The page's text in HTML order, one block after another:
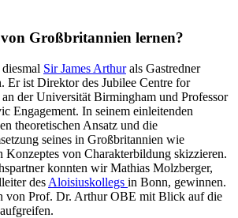
Großbritannien lernen?
Sir James Arthur als Gastredner
Er ist Direktor des Jubilee Centre for
der Universität Birmingham und Professor
Engagement. In seinem einleitenden
theoretischen Ansatz und die
seines in Großbritannien wie
Konzeptes von Charakterbildung skizzieren.
konnten wir Mathias Molzberger,
des Aloisiuskollegs in Bonn, gewinnen.
von Prof. Dr. Arthur OBE mit Blick auf die